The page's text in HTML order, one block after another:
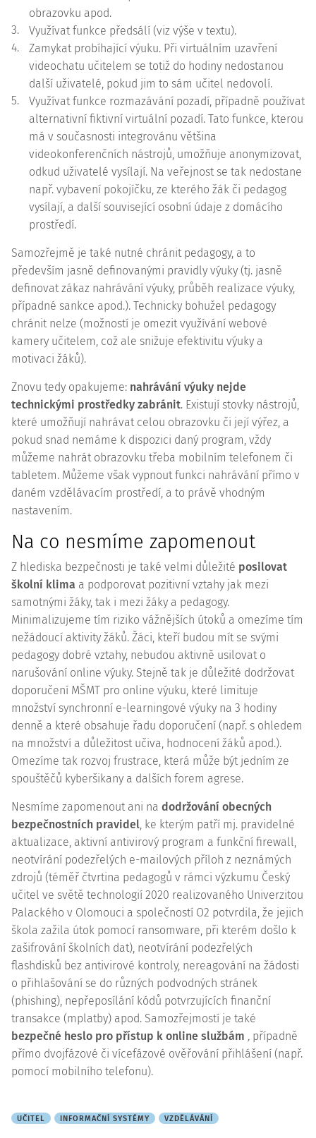
obrazovku apod.
3.
Využívat funkce předsálí (viz výše v textu).
4.
Zamykat probíhající výuku. Při virtuálním uzavření
videochatu učitelem se totiž do hodiny nedostanou
další uživatelé, pokud jim to sám učitel nedovolí.
5.
Využívat funkce rozmazávání pozadí, případně používat
alternativní fiktivní virtuální pozadí. Tato funkce, kterou
má v současnosti integrovánu většina
videokonferenčních nástrojů, umožňuje anonymizovat,
odkud uživatelé vysílají. Na veřejnost se tak nedostane
např. vybavení pokojíčku, ze kterého žák či pedagog
vysílají, a další související osobní údaje z domácího
prostředí.
Samozřejmě je také nutné chránit pedagogy, a to
především jasně definovanými pravidly výuky (tj. jasně
definovat zákaz nahrávání výuky, průběh realizace výuky,
případné sankce apod.). Technicky bohužel pedagogy
chránit nelze (možností je omezit využívání webové
kamery učitelem, což ale snižuje efektivitu výuky a
motivaci žáků).
Znovu tedy opakujeme: nahrávání výuky nejde
technickými prostředky zabránit. Existují stovky nástrojů,
které umožňují nahrávat celou obrazovku či její výřez, a
pokud snad nemáme k dispozici daný program, vždy
můžeme nahrát obrazovku třeba mobilním telefonem či
tabletem. Můžeme však vypnout funkci nahrávání přímo v
daném vzdělávacím prostředí, a to právě vhodným
nastavením.
Na co nesmíme zapomenout
Z hlediska bezpečnosti je také velmi důležité posilovat
školní klima a podporovat pozitivní vztahy jak mezi
samotnými žáky, tak i mezi žáky a pedagogy.
Minimalizujeme tím riziko vážnějších útoků a omezíme tím
nežádoucí aktivity žáků. Žáci, kteří budou mít se svými
pedagogy dobré vztahy, nebudou aktivně usilovat o
narušování online výuky. Stejně tak je důležité dodržovat
doporučení MŠMT pro online výuku, které limituje
množství synchronní e-learningové výuky na 3 hodiny
denně a které obsahuje řadu doporučení (např. s ohledem
na množství a důležitost učiva, hodnocení žáků apod.).
Omezíme tak rozvoj frustrace, která může být jedním ze
spouštěčů kyberšikany a dalších forem agrese.
Nesmíme zapomenout ani na dodržování obecných
bezpečnostních pravidel, ke kterým patří mj. pravidelné
aktualizace, aktivní antivirový program a funkční firewall,
neotvírání podezřelých e-mailových příloh z neznámých
zdrojů (téměř čtvrtina pedagogů v rámci výzkumu Český
učitel ve světě technologií 2020 realizovaného Univerzitou
Palackého v Olomouci a společností O2 potvrdila, že jejich
škola zažila útok pomocí ransomware, při kterém došlo k
zašifrování školních dat), neotvírání podezřelých
flashdisků bez antivirové kontroly, nereagování na žádosti
o přihlašování se do různých podvodných stránek
(phishing), nepřeposílání kódů potvrzujících finanční
transakce (mplatby) apod. Samozřejmostí je také
bezpečné heslo pro přístup k online službám , případně
přímo dvojfázové či vícefázové ověřování přihlášení (např.
pomocí mobilního telefonu).
UČITEL INFORMAČNÍ SYSTÉMY VZDĚLÁVÁNÍ